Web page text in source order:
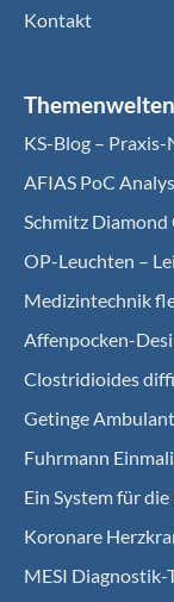
Kontakt
Themenwelten
KS-Blog – Praxis-
AFIAS PoC
Schmitz Diamond
OP-Leuchten –
Medizintechnik
Affenpocken-
Clostridioides
Getinge
Fuhrmann
Ein System für
Koro­nare
MESI Diagnostik-